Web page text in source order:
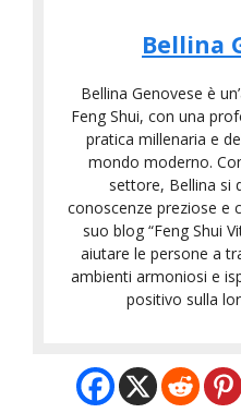
Bellina
Bellina Genovese è
Feng Shui, con una
pratica millenaria e
mondo moderno.
settore, Bellina si
conoscenze preziose e
suo blog “Feng Shui
aiutare le persone a
ambienti armoniosi e
positivo sulla